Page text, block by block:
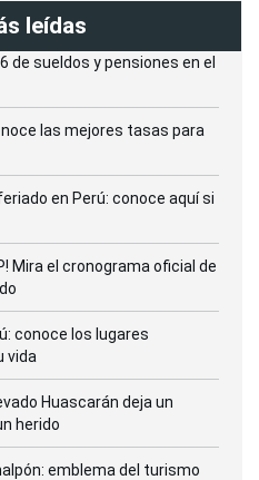
leídas
de sueldos y pensiones en el
las mejores tasas para
en Perú: conoce aquí si
Mira el cronograma oficial de
conoce los lugares
vida
Huascarán deja un
herido
emblema del turismo